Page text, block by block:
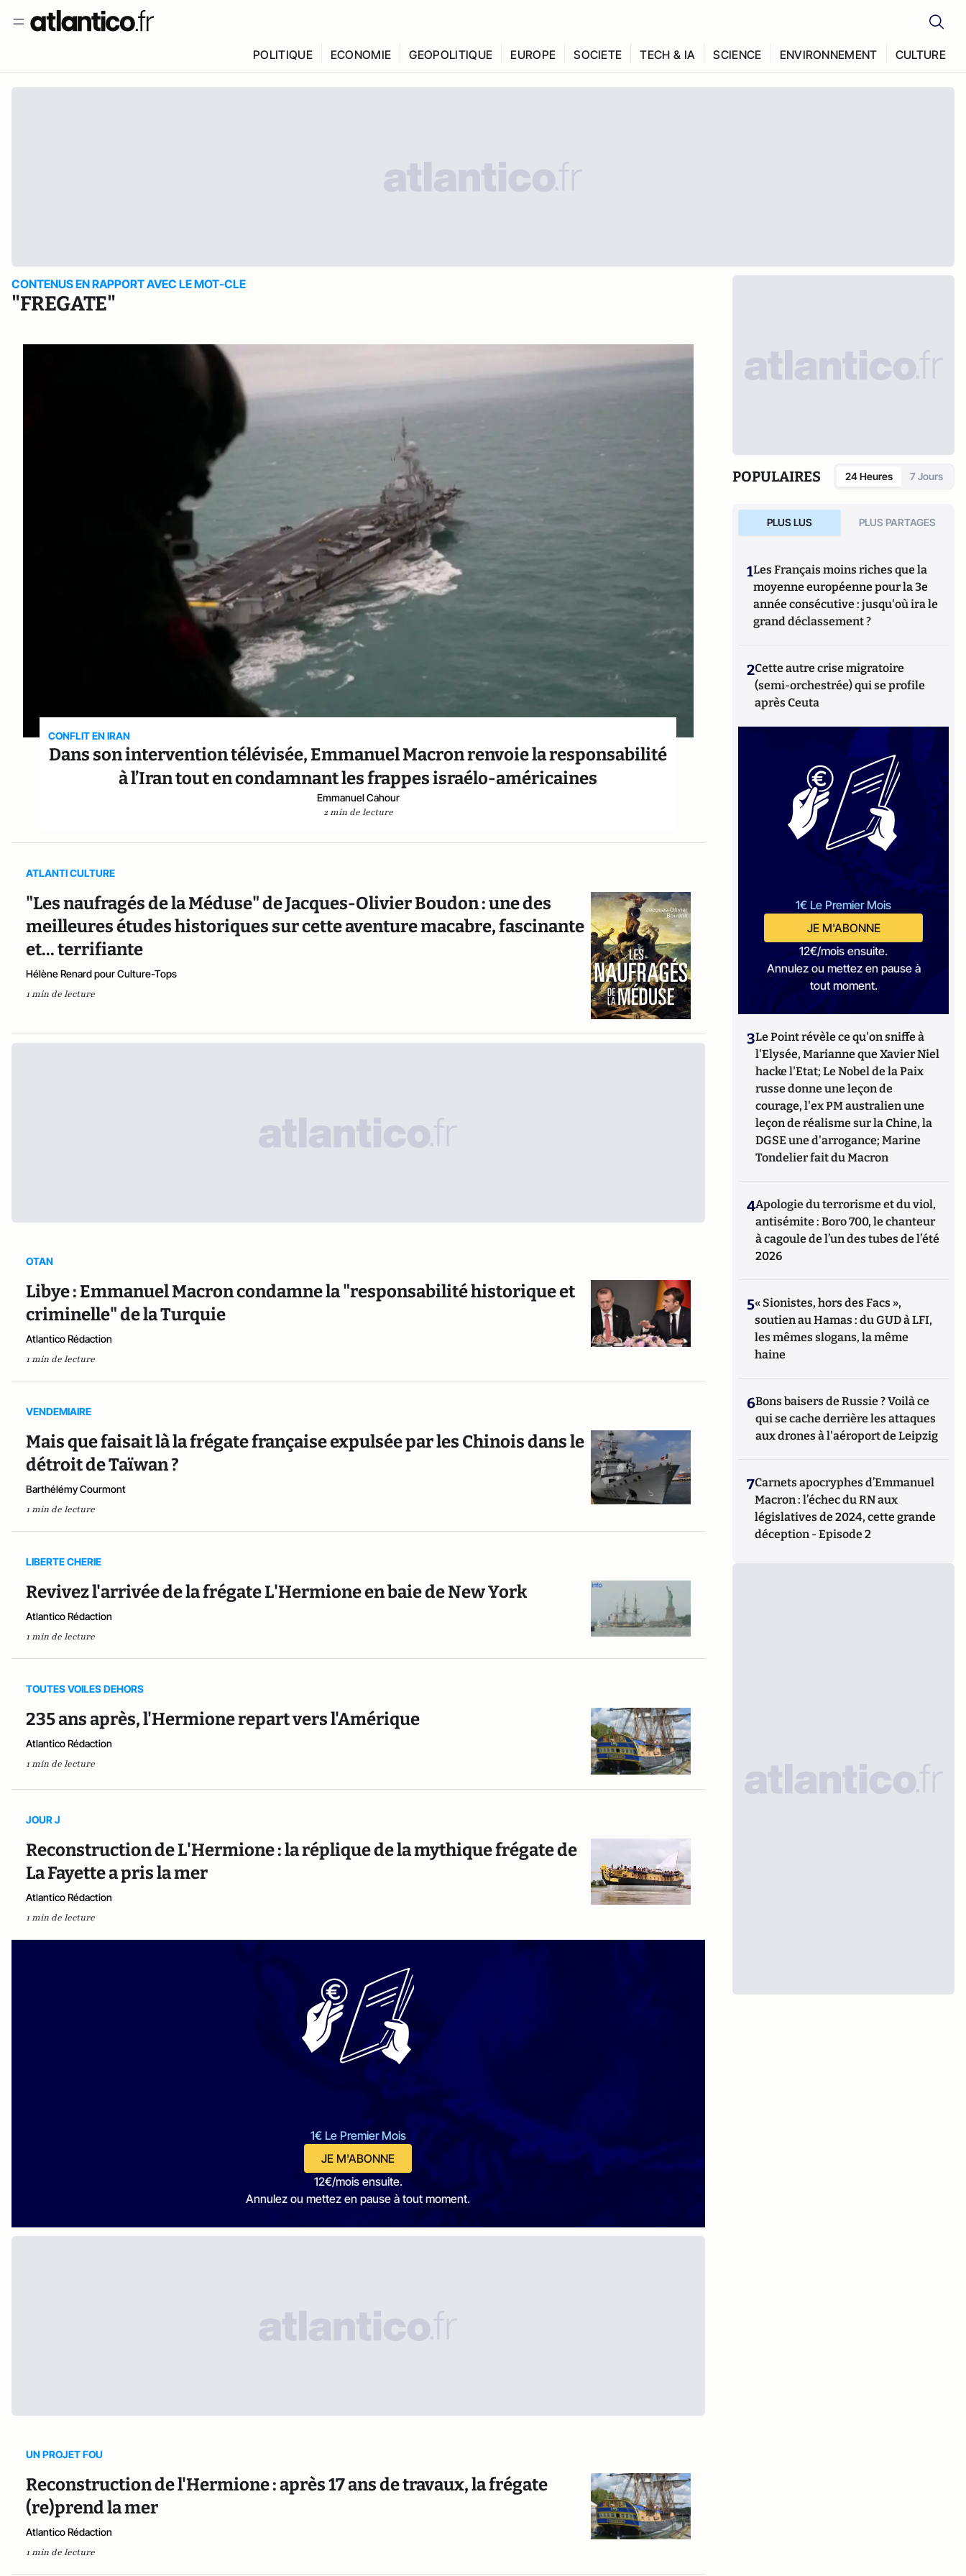
POLITIQUE ECONOMIE GEOPOLITIQUE EUROPE SOCIETE TECH & IA SCIENCE ENVIRONNEMENT CULTURE
CONTENUS EN RAPPORT AVEC LE MOT-CLE
"FREGATE"
CONFLIT EN IRAN
Dans son intervention télévisée, Emmanuel Macron renvoie la responsabilité
à l’Iran tout en condamnant les frappes israélo-américaines
Emmanuel Cahour
2 min de lecture
ATLANTI CULTURE
"Les naufragés de la Méduse" de Jacques-Olivier Boudon : une des
meilleures études historiques sur cette aventure macabre, fascinante
et... terrifiante
Hélène Renard pour Culture-Tops
1 min de lecture
OTAN
Libye : Emmanuel Macron condamne la "responsabilité historique et
criminelle" de la Turquie
Atlantico Rédaction
1 min de lecture
VENDEMIAIRE
Mais que faisait là la frégate française expulsée par les Chinois dans le
détroit de Taïwan ?
Barthélémy Courmont
1 min de lecture
LIBERTE CHERIE
Revivez l'arrivée de la frégate L'Hermione en baie de New York
Atlantico Rédaction
1 min de lecture
TOUTES VOILES DEHORS
235 ans après, l'Hermione repart vers l'Amérique
Atlantico Rédaction
1 min de lecture
JOUR J
Reconstruction de L'Hermione : la réplique de la mythique frégate de
La Fayette a pris la mer
Atlantico Rédaction
1 min de lecture
1€ Le Premier Mois
JE M'ABONNE
12€/mois ensuite.
Annulez ou mettez en pause à tout moment.
UN PROJET FOU
Reconstruction de l'Hermione : après 17 ans de travaux, la frégate
(re)prend la mer
Atlantico Rédaction
1 min de lecture
POPULAIRES 24 Heures 7 Jours
PLUS LUS PLUS PARTAGES
1Les Français moins riches que la
moyenne européenne pour la 3e
année consécutive : jusqu'où ira le
grand déclassement ?
2Cette autre crise migratoire
(semi-orchestrée) qui se profile
après Ceuta
1€ Le Premier Mois
JE M'ABONNE
12€/mois ensuite.
Annulez ou mettez en pause à
tout moment.
3Le Point révèle ce qu'on sniffe à
l'Elysée, Marianne que Xavier Niel
hacke l'Etat; Le Nobel de la Paix
russe donne une leçon de
courage, l'ex PM australien une
leçon de réalisme sur la Chine, la
DGSE une d'arrogance; Marine
Tondelier fait du Macron
4Apologie du terrorisme et du viol,
antisémite : Boro 700, le chanteur
à cagoule de l’un des tubes de l’été
2026
5« Sionistes, hors des Facs »,
soutien au Hamas : du GUD à LFI,
les mêmes slogans, la même
haine
6Bons baisers de Russie ? Voilà ce
qui se cache derrière les attaques
aux drones à l'aéroport de Leipzig
7Carnets apocryphes d’Emmanuel
Macron : l’échec du RN aux
législatives de 2024, cette grande
déception - Episode 2